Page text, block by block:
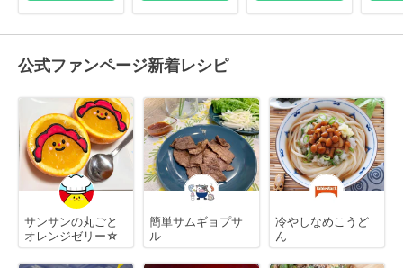
公式ファンページ新着レシピ
サンサンの丸ごと
オレンジゼリー☆
簡単サムギョプサ
ル
冷やしなめこうど
ん